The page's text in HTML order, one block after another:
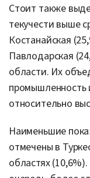
Стоит также
текучести выше
Костанайская
Павлодарская
области. Их
промышленность
относительно
Наименьшие
отмечены в
областях